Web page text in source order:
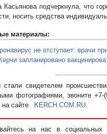
Касьянова подчеркнула, что
носить средства
материалы:
не отступает: врачи
запланировано
свидетелем
фотографиями, звоните +7-
на сайте KERCH.COM.RU.
на нас в